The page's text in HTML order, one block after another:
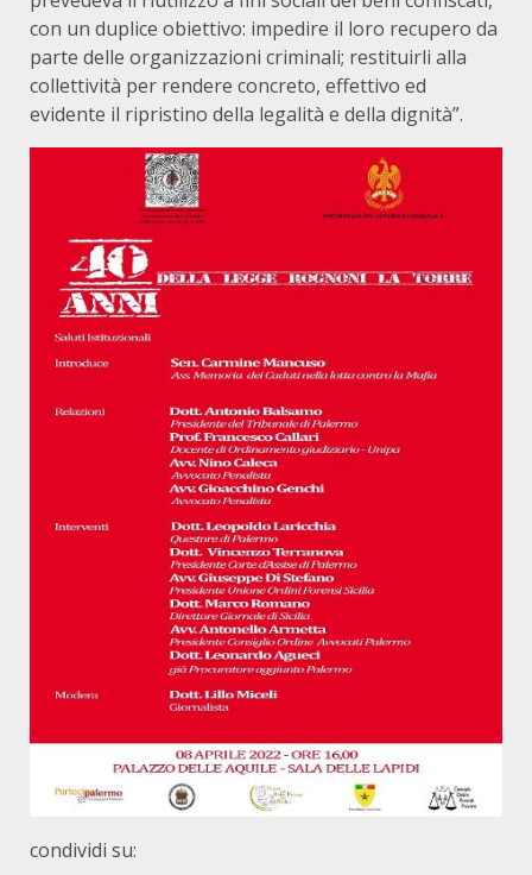
con un duplice obiettivo: impedire il loro recupero da
parte delle organizzazioni criminali; restituirli alla
collettività per rendere concreto, effettivo ed
evidente il ripristino della legalità e della dignità”.
condividi su: